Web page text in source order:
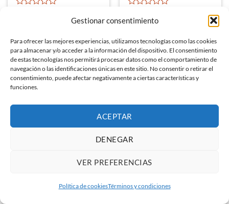
Gestionar consentimiento
Para ofrecer las mejores experiencias, utilizamos tecnologías como las cookies
para almacenar y/o acceder a la información del dispositivo. El consentimiento
de estas tecnologías nos permitirá procesar datos como el comportamiento de
navegación o las identificaciones únicas en este sitio. No consentir o retirar el
consentimiento, puede afectar negativamente a ciertas características y
funciones.
ACEPTAR
DENEGAR
VER PREFERENCIAS
Política de cookiesTérminos y condiciones
5
era:
925,00 €.
€El
es:
786,79 €.
LEER MÁS
con
5
783,74€
era:
783,74 €.
es:
489,97 €.
LEER MÁS